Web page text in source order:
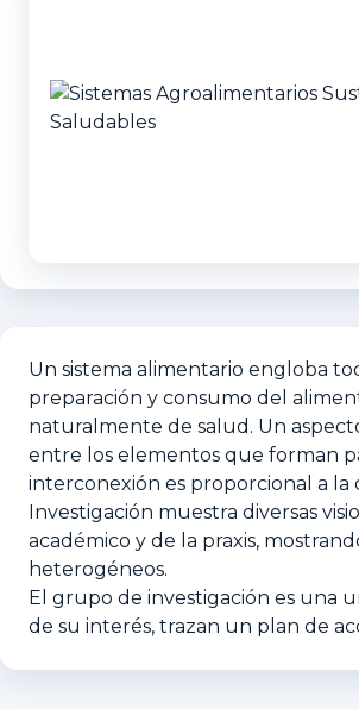
Un sistema alimentario engloba
preparación y consumo del
naturalmente de salud. Un
entre los elementos que forman
interconexión es proporcional a la
Investigación muestra diversas
académico y de la praxis,
heterogéneos.
El grupo de investigación es una
de su interés, trazan un plan de